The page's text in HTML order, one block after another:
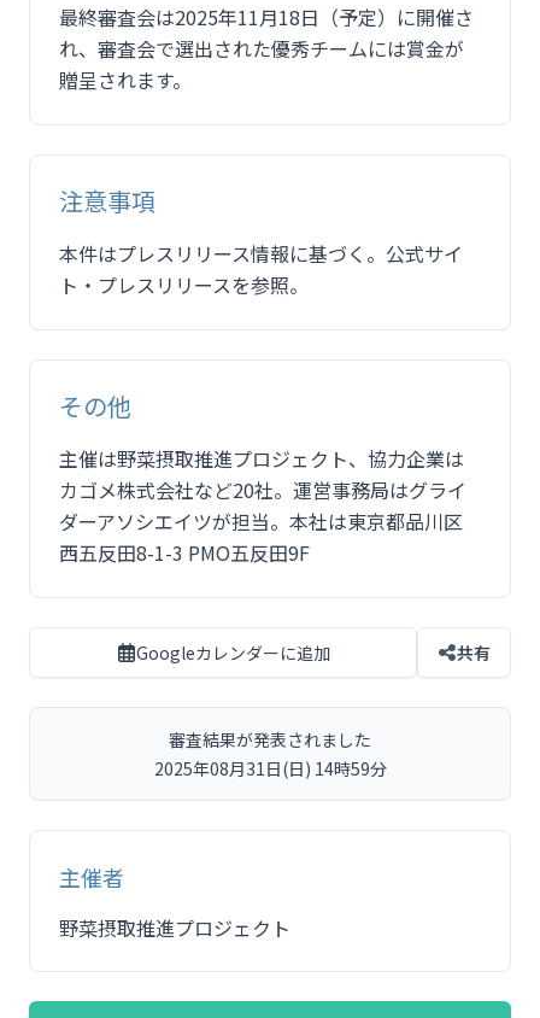
最終審査会は2025年11月18日（予定）に開催さ
れ、審査会で選出された優秀チームには賞金が
贈呈されます。
注意事項
本件はプレスリリース情報に基づく。公式サイ
ト・プレスリリースを参照。
その他
主催は野菜摂取推進プロジェクト、協力企業は
カゴメ株式会社など20社。運営事務局はグライ
ダーアソシエイツが担当。本社は東京都品川区
西五反田8-1-3 PMO五反田9F
Googleカレンダーに追加 共有
審査結果が発表されました
2025年08月31日(日) 14時59分
主催者
野菜摂取推進プロジェクト